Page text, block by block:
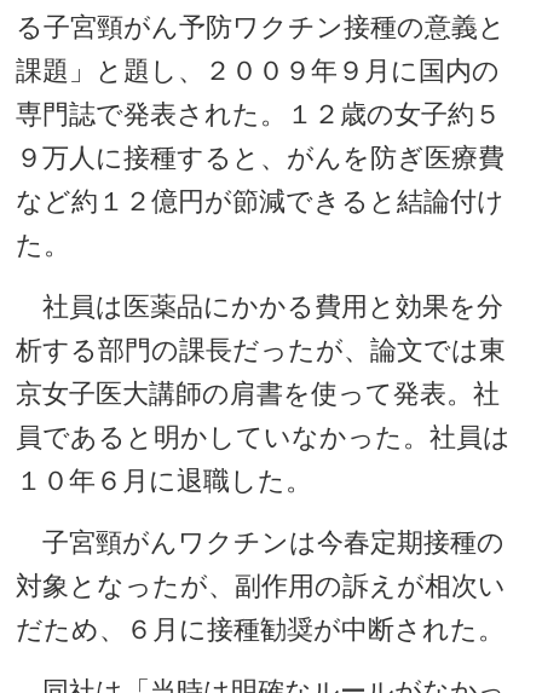
る子宮頸がん予防ワクチン接種の意義と
課題」と題し、２００９年９月に国内の
専門誌で発表された。１２歳の女子約５
９万人に接種すると、がんを防ぎ医療費
など約１２億円が節減できると結論付け
た。
社員は医薬品にかかる費用と効果を分
析する部門の課長だったが、論文では東
京女子医大講師の肩書を使って発表。社
員であると明かしていなかった。社員は
１０年６月に退職した。
子宮頸がんワクチンは今春定期接種の
対象となったが、副作用の訴えが相次い
だため、６月に接種勧奨が中断された。